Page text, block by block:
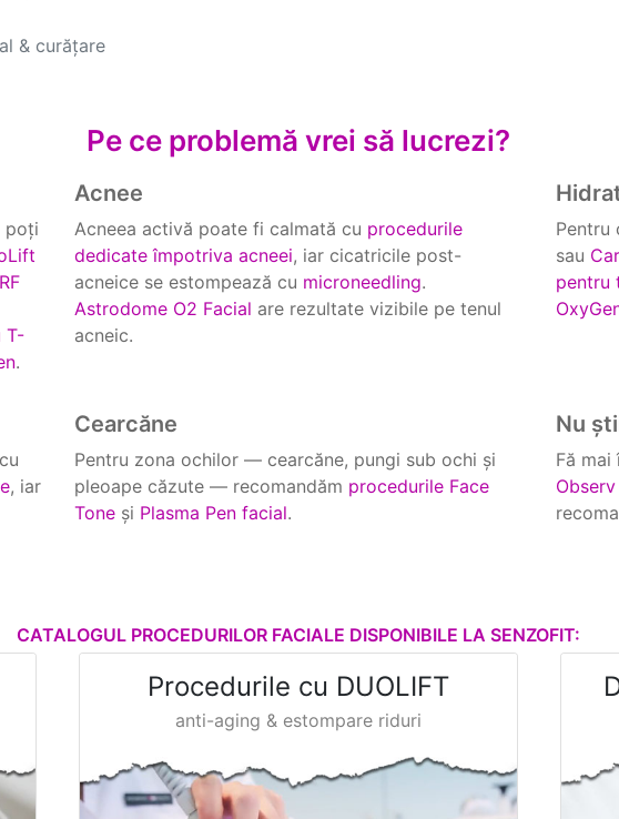
& curățare
Pe ce problemă vrei să lucrezi?
poți
T-
.
Acnee
Acneea activă poate fi calmată cu procedurile
dedicate împotriva acneei, iar cicatricile post-
acneice se estompează cu microneedling.
Astrodome O2 Facial are rezultate vizibile pe tenul
acneic.
Pentru
sau
pentru
, iar
Cearcăne
Pentru zona ochilor — cearcăne, pungi sub ochi și
pleoape căzute — recomandăm procedurile Face
Tone și Plasma Pen facial.
Nu
Fă mai
CATALOGUL PROCEDURILOR FACIALE DISPONIBILE LA SENZOFIT:
Procedurile cu DUOLIFT
anti-aging & estompare riduri